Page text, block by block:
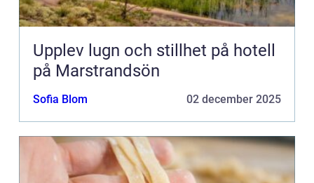
Upplev lugn och stillhet på hotell
på Marstrandsön
Sofia Blom 02 december 2025